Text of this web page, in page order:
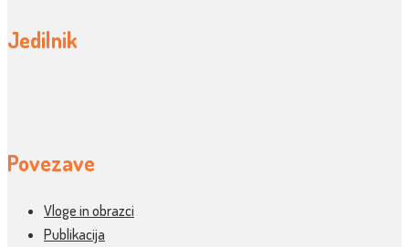
Jedilnik
Povezave
Vloge in obrazci
Publikacija